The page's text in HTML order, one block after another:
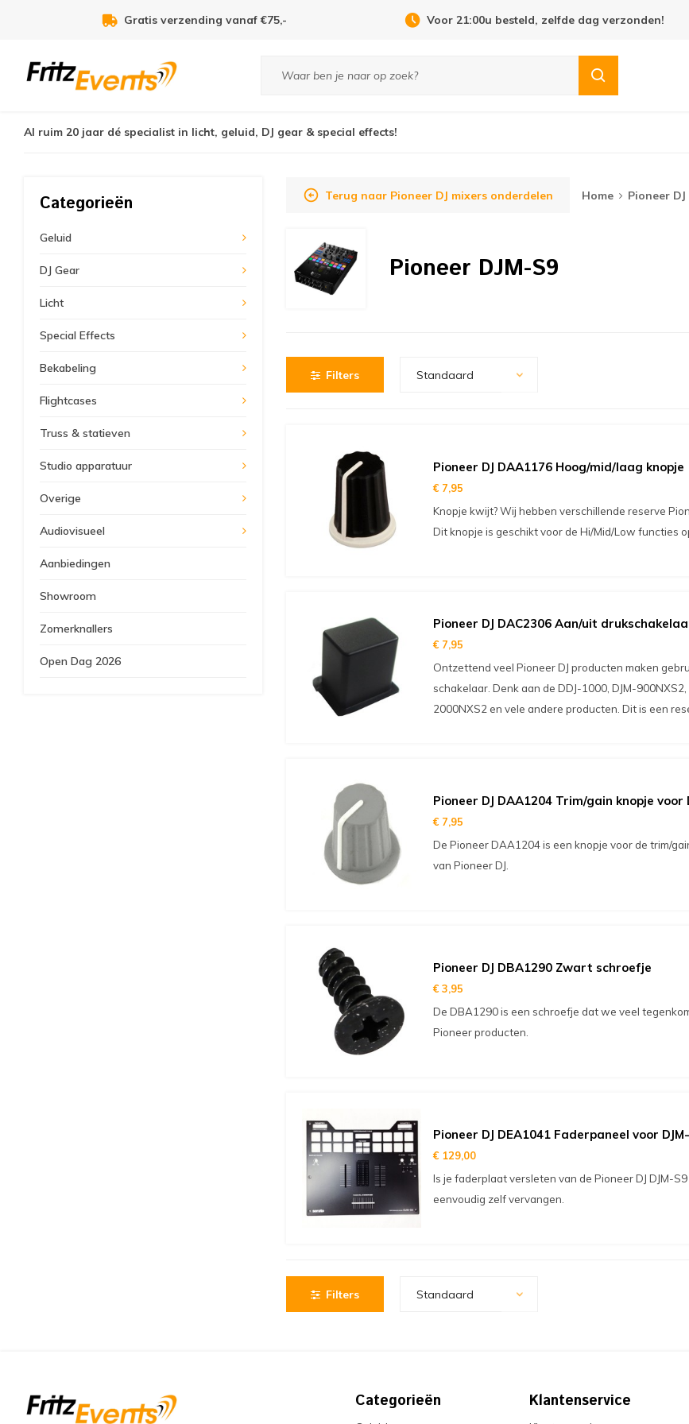
Gratis verzending vanaf €75,- Voor 21:00u besteld, zelfde dag verzonden!
Al ruim 20 jaar dé specialist in licht, geluid, DJ gear & special effects!
Categorieën
Geluid
DJ Gear
Licht
Special Effects
Bekabeling
Flightcases
Truss & statieven
Studio apparatuur
Overige
Audiovisueel
Aanbiedingen
Showroom
Zomerknallers
Open Dag 2026
Terug naar Pioneer DJ mixers onderdelen Home Pioneer
Pioneer DJM-S9
Filters Standaard
Pioneer DJ DAA1176 Hoog/mid/laag knopje
€ 7,95
Knopje kwijt? Wij hebben verschillende reserve
Dit knopje is geschikt voor de Hi/Mid/Low functies
Pioneer DJ DAC2306 Aan/uit
€ 7,95
Ontzettend veel Pioneer DJ producten maken
schakelaar. Denk aan de DDJ-1000, DJM-900NXS2,
2000NXS2 en vele andere producten. Dit is een
Pioneer DJ DAA1204 Trim/gain knopje voor
€ 7,95
De Pioneer DAA1204 is een knopje voor de trim/
van Pioneer DJ.
Pioneer DJ DBA1290 Zwart schroefje
€ 3,95
De DBA1290 is een schroefje dat we veel
Pioneer producten.
Pioneer DJ DEA1041 Faderpaneel voor
€ 129,00
Is je faderplaat versleten van de Pioneer DJ DJM-S9
eenvoudig zelf vervangen.
Filters Standaard
Categorieën Klantenservice